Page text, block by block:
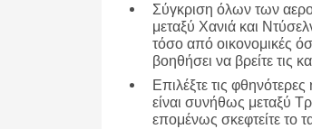
Σύγκριση όλων των
μεταξύ Χανιά και
τόσο από οικονομικές
βοηθήσει να βρείτε τις
Επιλέξτε τις
είναι συνήθως μεταξύ
επομένως σκεφτείτε το